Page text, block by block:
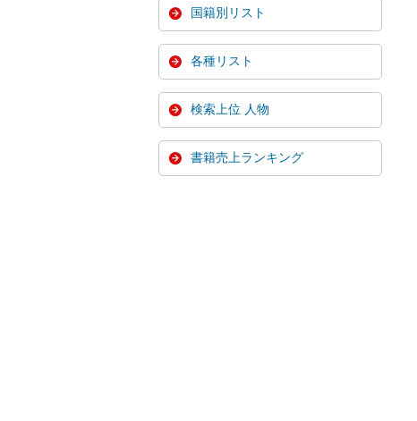
国籍別リスト
各種リスト
検索上位 人物
書籍売上ランキング